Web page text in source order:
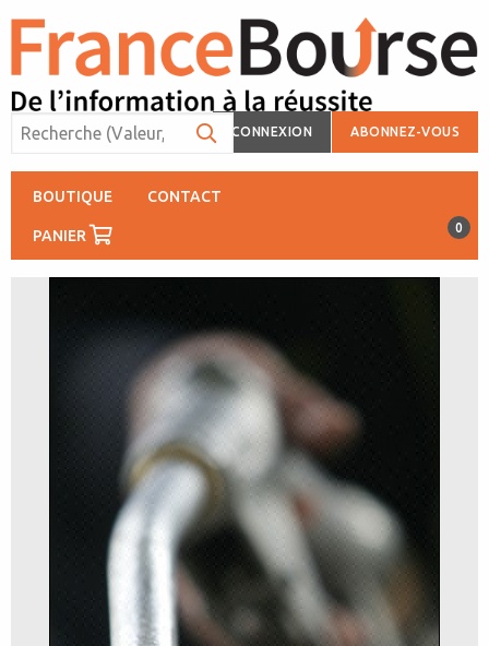
CONNEXION ABONNEZ-VOUS
BOUTIQUE CONTACT
PANIER 0